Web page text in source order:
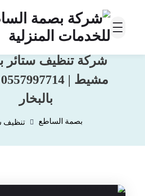
شركة تنظيف
بالبخار
بصمة الساطع تنظيف